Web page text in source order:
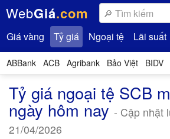
WebGiá.com
Giá vàng Tỷ giá Ngoại tệ Lãi suất
ABBank ACB Agribank Bảo Việt BIDV
Tỷ giá ngoại tệ SCB
ngày hôm nay - Cập nhật
21/04/2026